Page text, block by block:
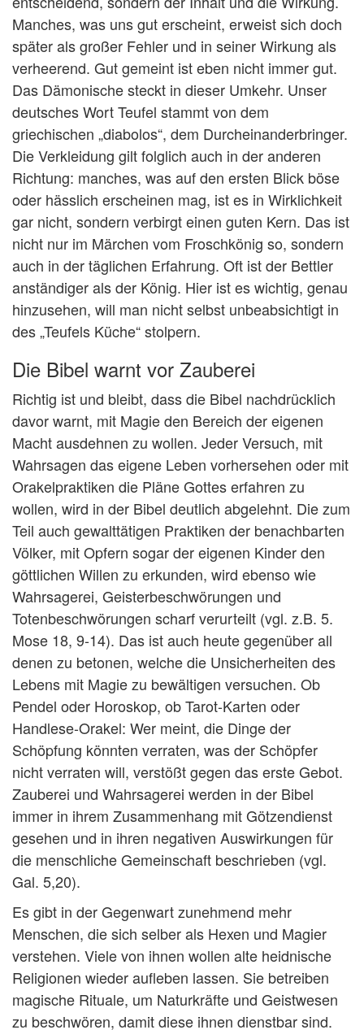
Manches, was uns gut erscheint, erweist sich doch
später als großer Fehler und in seiner Wirkung als
verheerend. Gut gemeint ist eben nicht immer gut.
Das Dämonische steckt in dieser Umkehr. Unser
deutsches Wort Teufel stammt von dem
griechischen „diabolos“, dem Durcheinanderbringer.
Die Verkleidung gilt folglich auch in der anderen
Richtung: manches, was auf den ersten Blick böse
oder hässlich erscheinen mag, ist es in Wirklichkeit
gar nicht, sondern verbirgt einen guten Kern. Das ist
nicht nur im Märchen vom Froschkönig so, sondern
auch in der täglichen Erfahrung. Oft ist der Bettler
anständiger als der König. Hier ist es wichtig, genau
hinzusehen, will man nicht selbst unbeabsichtigt in
des „Teufels Küche“ stolpern.
Die Bibel warnt vor Zauberei
Richtig ist und bleibt, dass die Bibel nachdrücklich
davor warnt, mit Magie den Bereich der eigenen
Macht ausdehnen zu wollen. Jeder Versuch, mit
Wahrsagen das eigene Leben vorhersehen oder mit
Orakelpraktiken die Pläne Gottes erfahren zu
wollen, wird in der Bibel deutlich abgelehnt. Die zum
Teil auch gewalttätigen Praktiken der benachbarten
Völker, mit Opfern sogar der eigenen Kinder den
göttlichen Willen zu erkunden, wird ebenso wie
Wahrsagerei, Geisterbeschwörungen und
Totenbeschwörungen scharf verurteilt (vgl. z.B. 5.
Mose 18, 9-14). Das ist auch heute gegenüber all
denen zu betonen, welche die Unsicherheiten des
Lebens mit Magie zu bewältigen versuchen. Ob
Pendel oder Horoskop, ob Tarot-Karten oder
Handlese-Orakel: Wer meint, die Dinge der
Schöpfung könnten verraten, was der Schöpfer
nicht verraten will, verstößt gegen das erste Gebot.
Zauberei und Wahrsagerei werden in der Bibel
immer in ihrem Zusammenhang mit Götzendienst
gesehen und in ihren negativen Auswirkungen für
die menschliche Gemeinschaft beschrieben (vgl.
Gal. 5,20).
Es gibt in der Gegenwart zunehmend mehr
Menschen, die sich selber als Hexen und Magier
verstehen. Viele von ihnen wollen alte heidnische
Religionen wieder aufleben lassen. Sie betreiben
magische Rituale, um Naturkräfte und Geistwesen
zu beschwören, damit diese ihnen dienstbar sind.